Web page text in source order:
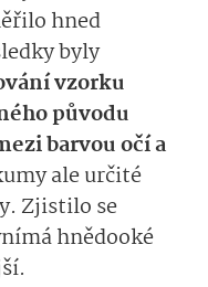
hned
byly
vzorku
původu
barvou očí a
ale určité
Zjistilo se
hnědooké